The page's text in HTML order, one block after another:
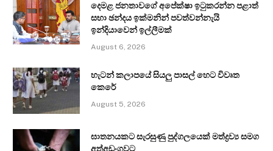
දෙමළ ජනතාවගේ අපේක්ෂා ඉටුකරන්න පළාත්
සභා ඡන්දය ඉක්මනින් පවත්වන්නැයි
ඉන්දියාවෙන් ඉල්ලීමක්
August 6, 2026
හැටන් කලාපයේ සියලු පාසල් හෙට විවෘත
කෙරේ
August 5, 2026
ඝාතනයකට සැරසුණු පුද්ගලයෙක් මත්ද්‍රව්‍ය සමග
අත්අඩංගුවට